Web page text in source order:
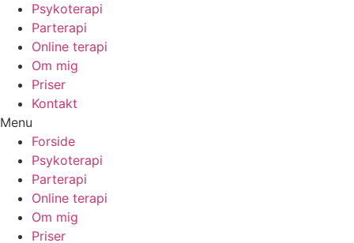
Psykoterapi
Parterapi
Online terapi
Om mig
Priser
Kontakt
Menu
Forside
Psykoterapi
Parterapi
Online terapi
Om mig
Priser